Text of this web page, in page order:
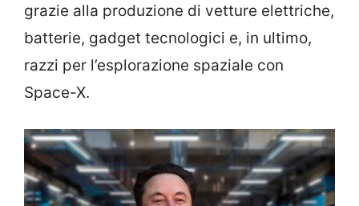
grazie alla produzione di vetture elettriche,
batterie, gadget tecnologici e, in ultimo,
razzi per l’esplorazione spaziale con
Space-X.